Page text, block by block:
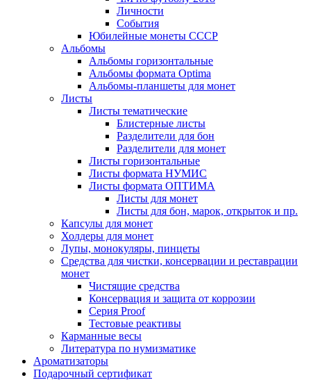
Личности
События
Юбилейные монеты СССР
Альбомы
Альбомы горизонтальные
Альбомы формата Optima
Альбомы-планшеты для монет
Листы
Листы тематические
Блистерные листы
Разделители для бон
Разделители для монет
Листы горизонтальные
Листы формата НУМИС
Листы формата ОПТИМА
Листы для монет
Листы для бон, марок, открыток и пр.
Капсулы для монет
Холдеры для монет
Лупы, монокуляры, пинцеты
Средства для чистки, консервации и реставрации
монет
Чистящие средства
Консервация и защита от коррозии
Серия Proof
Тестовые реактивы
Карманные весы
Литература по нумизматике
Ароматизаторы
Подарочный сертификат